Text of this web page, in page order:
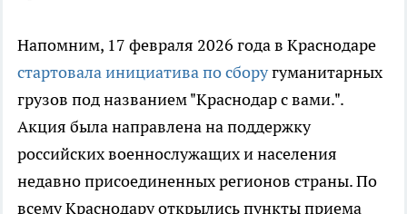
Напомним, 17 февраля 2026 года в Краснодаре
стартовала инициатива по сборугуманитарных
грузов под названием "Краснодар с вами.".
Акция была направлена на поддержку
российских военнослужащих и населения
недавно присоединенных регионов страны. По
всему Краснодару открылись пункты приема